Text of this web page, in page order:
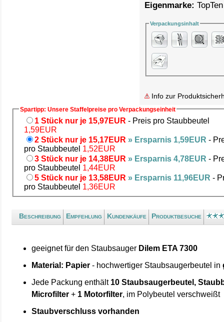
Eigenmarke: TopTen
Verpackungsinhalt
Info zur
Spartipp: Unsere Staffelpreise pro Verpackungseinheit
1 Stück nur je 15,97EUR - Preis pro Staubbeutel
1,59EUR
2 Stück nur je 15,17EUR » Ersparnis 1,59EUR -
pro Staubbeutel 1,52EUR
3 Stück nur je 14,38EUR » Ersparnis 4,78EUR -
pro Staubbeutel 1,44EUR
5 Stück nur je 13,58EUR » Ersparnis 11,96EUR -
pro Staubbeutel 1,36EUR
Beschreibung Empfehlung Kundenkäufe Produktbesuche
geeignet für den Staubsauger Dilem ETA 7300
Material: Papier - hochwertiger Staubsaugerbeutel in
Jede Packung enthält 10 Staubsaugerbeutel,
Microfilter + 1 Motorfilter, im Polybeutel verschweißt
Staubverschluss vorhanden